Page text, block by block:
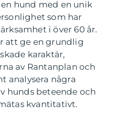
hund med en unik
som har
i över 60 år.
att ge en grundlig
karaktär,
av Rantanplan och
analysera några
hunds beteende och
kvantitativt.